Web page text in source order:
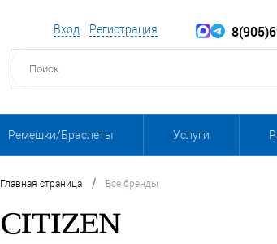
Вход Регистрация
Ремешки/Браслеты Услуги
Главная страница / Все бренды